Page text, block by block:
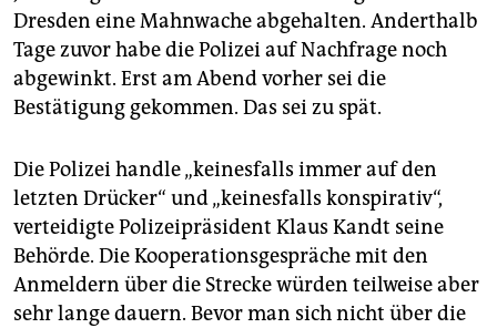
Dresden eine Mahnwache abgehalten. Anderthalb
Tage zuvor habe die Polizei auf Nachfrage noch
abgewinkt. Erst am Abend vorher sei die
Bestätigung gekommen. Das sei zu spät.
Die Polizei handle „keinesfalls immer auf den
letzten Drücker“ und „keinesfalls konspirativ“,
verteidigte Polizeipräsident Klaus Kandt seine
Behörde. Die Kooperationsgespräche mit den
Anmeldern über die Strecke würden teilweise aber
sehr lange dauern. Bevor man sich nicht über die